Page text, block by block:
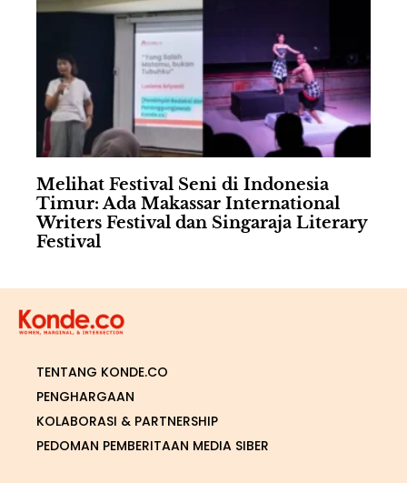
Melihat Festival Seni di Indonesia
Timur: Ada Makassar International
Writers Festival dan Singaraja Literary
Festival
TENTANG KONDE.CO
PENGHARGAAN
KOLABORASI & PARTNERSHIP
PEDOMAN PEMBERITAAN MEDIA SIBER